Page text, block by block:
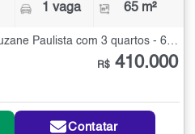
1 vaga 65 m²
Apartamento à Venda no Lauzane Paulista com 3 quartos - 65 m²
R$ 410.000
Contatar